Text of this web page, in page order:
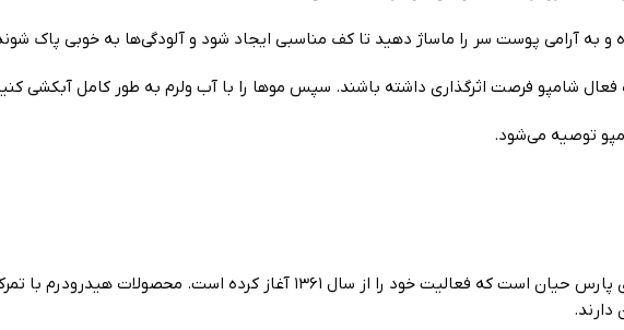
و به آرامی پوست سر را ماساژ دهید تا کف مناسبی ایجاد شود و آلودگی‌ها به خوبی پاک
توصیه می‌شود.
یکی از زیرمجموعه‌های شرکت داروسازی پارس حیان است که فعالیت خود را
دارند.